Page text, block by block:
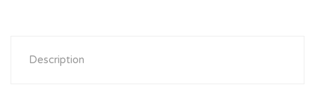
Description